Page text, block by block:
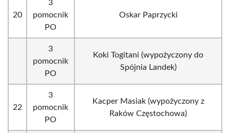
20
3
pomocnik
PO
Oskar Paprzycki
3
pomocnik
PO
Koki Togitani (wypożyczony do
Spójnia Landek)
22
3
pomocnik
PO
Kacper Masiak (wypożyczony z
Raków Częstochowa)